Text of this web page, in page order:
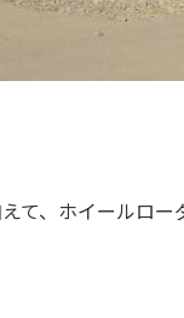
て、ホイールロ